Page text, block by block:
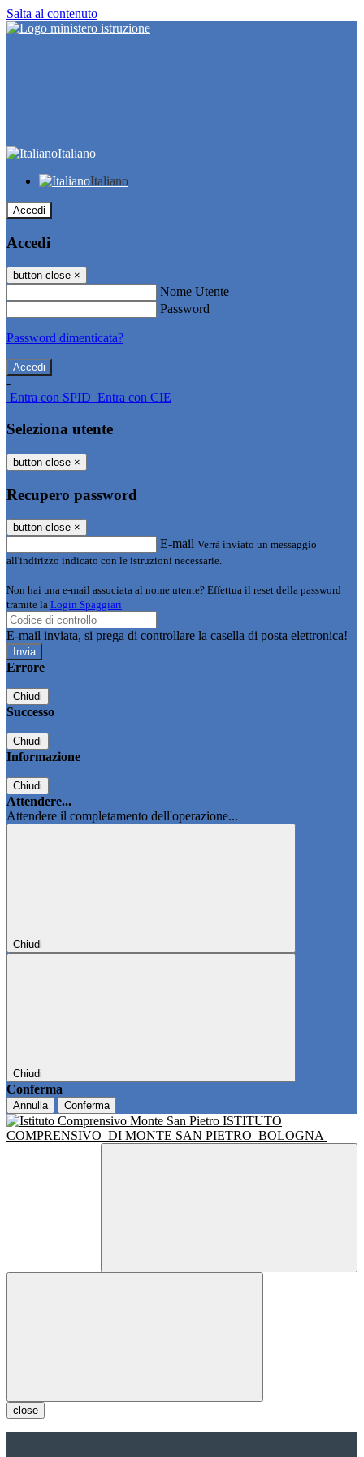
Salta al contenuto
Italiano
Italiano
Accedi
Accedi
button close ×
Nome Utente
Password
Password dimenticata?
-
Entra con SPID Entra con CIE
Seleziona utente
button close ×
Recupero password
button close ×
E-mail Verrà inviato un messaggio
all'indirizzo indicato con le istruzioni necessarie.
Non hai una e-mail associata al nome utente? Effettua il reset della password
tramite la Login Spaggiari
E-mail inviata, si prega di controllare la casella di posta elettronica!
Errore
Chiudi
Successo
Chiudi
Informazione
Chiudi
Attendere...
Attendere il completamento dell'operazione...
Chiudi
Chiudi
Conferma
Annulla Conferma
ISTITUTO
COMPRENSIVO DI MONTE SAN PIETRO BOLOGNA
close